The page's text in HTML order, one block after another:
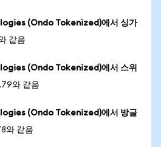
(Ondo Tokenized)에서 싱가
같음
(Ondo Tokenized)에서 스위
와 같음
(Ondo Tokenized)에서 방글
와 같음